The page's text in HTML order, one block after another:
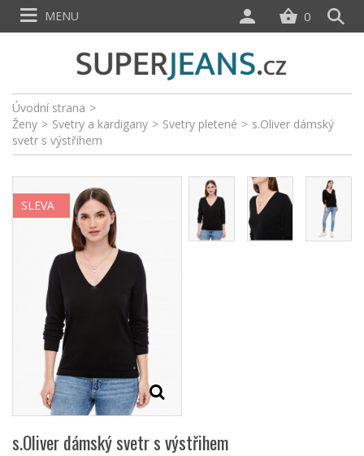
Úvodní strana >
Ženy > Svetry a kardigany > Svetry pletené > s.Oliver dámský
svetr s výstřihem
SLEVA
s.Oliver dámský svetr s výstřihem
0
MENU